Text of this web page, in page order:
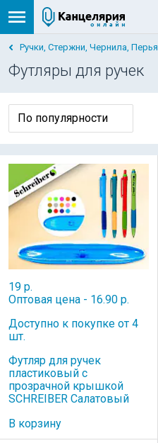
Ручки, Стержни, Чернила, Перья
Футляры для ручек
19 р.
Оптовая цена - 16.90 р.
Доступно к покупке от 4
шт.
Футляр для ручек
пластиковый с
прозрачной крышкой
SCHREIBER Салатовый
В корзину